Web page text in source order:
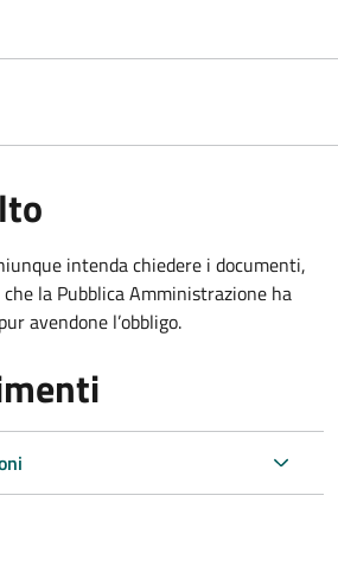
intenda chiedere i documenti,
la Pubblica Amministrazione ha
avendone l’obbligo.